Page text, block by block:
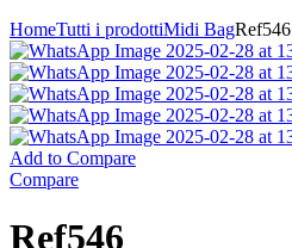
HomeTutti i prodottiMidi BagRef546
Add to Compare
Compare
Ref546